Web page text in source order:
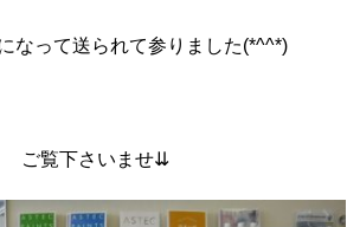
なって送られて参りました(*^^*)
ご覧下さいませ⇊